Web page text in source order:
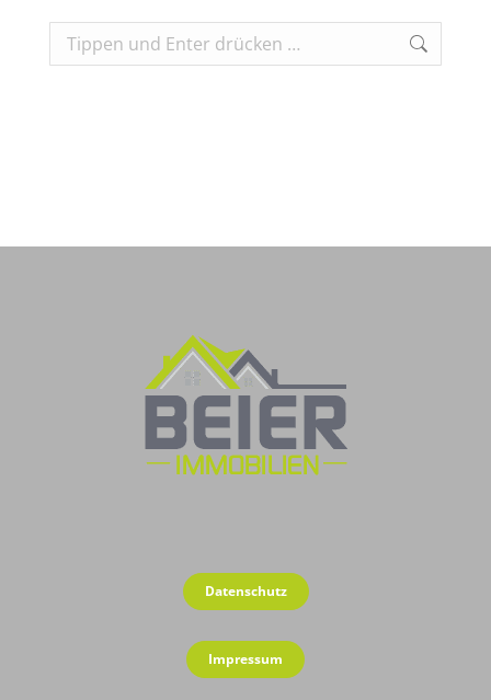
Search:
Datenschutz
Impressum